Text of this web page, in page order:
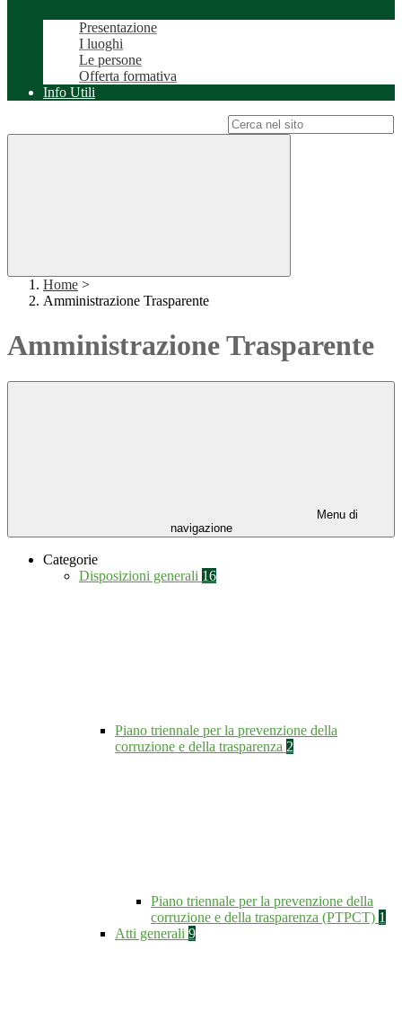
Presentazione
I luoghi
Le persone
Offerta formativa
Info Utili
Home >
Amministrazione Trasparente
Amministrazione Trasparente
Menu di
navigazione
Categorie
Disposizioni generali 16
Piano triennale per la prevenzione della
corruzione e della trasparenza 2
Piano triennale per la prevenzione della
corruzione e della trasparenza (PTPCT) 1
Atti generali 9